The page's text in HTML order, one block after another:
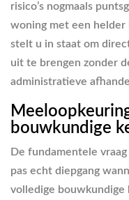
risico’s nogmaals
woning met een helder
stelt u in staat om
uit te brengen zonder
administratieve
bouwkundige
De fundamentele vraag
pas echt diepgang
volledige bouwkundige